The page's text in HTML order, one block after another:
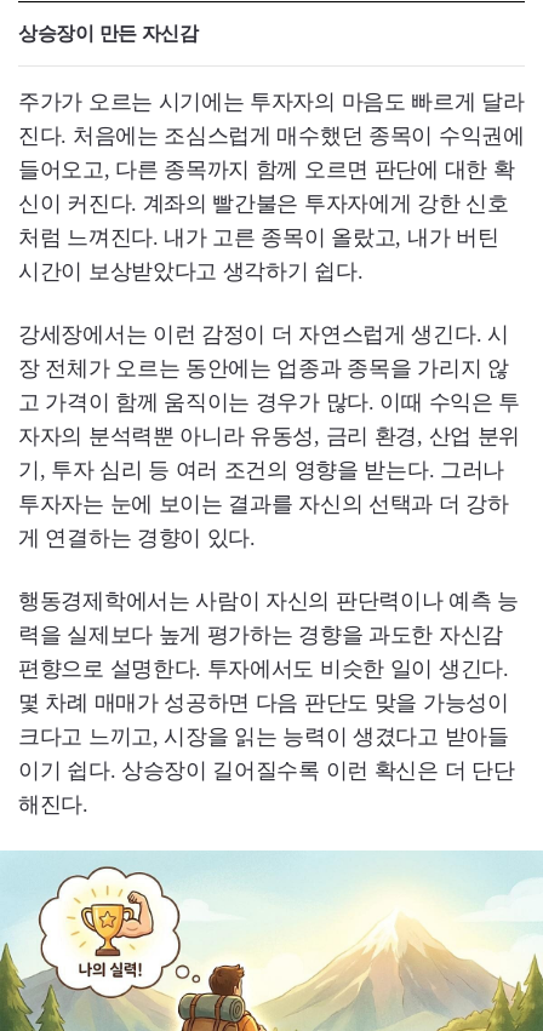
상승장이 만든 자신감
주가가 오르는 시기에는 투자자의 마음도 빠르게 달라
진다. 처음에는 조심스럽게 매수했던 종목이 수익권에
들어오고, 다른 종목까지 함께 오르면 판단에 대한 확
신이 커진다. 계좌의 빨간불은 투자자에게 강한 신호
처럼 느껴진다. 내가 고른 종목이 올랐고, 내가 버틴
시간이 보상받았다고 생각하기 쉽다.
강세장에서는 이런 감정이 더 자연스럽게 생긴다. 시
장 전체가 오르는 동안에는 업종과 종목을 가리지 않
고 가격이 함께 움직이는 경우가 많다. 이때 수익은 투
자자의 분석력뿐 아니라 유동성, 금리 환경, 산업 분위
기, 투자 심리 등 여러 조건의 영향을 받는다. 그러나
투자자는 눈에 보이는 결과를 자신의 선택과 더 강하
게 연결하는 경향이 있다.
행동경제학에서는 사람이 자신의 판단력이나 예측 능
력을 실제보다 높게 평가하는 경향을 과도한 자신감
편향으로 설명한다. 투자에서도 비슷한 일이 생긴다.
몇 차례 매매가 성공하면 다음 판단도 맞을 가능성이
크다고 느끼고, 시장을 읽는 능력이 생겼다고 받아들
이기 쉽다. 상승장이 길어질수록 이런 확신은 더 단단
해진다.